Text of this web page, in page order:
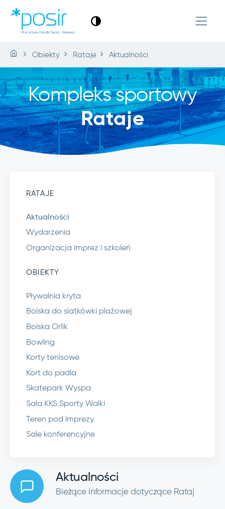
Obiekty Rataje Aktualności
Kompleks sportowy
Rataje
RATAJE
Aktualności
Wydarzenia
Organizacja imprez i szkoleń
OBIEKTY
Pływalnia kryta
Boiska do siatkówki plażowej
Boiska Orlik
Bowling
Korty tenisowe
Kort do padla
Skatepark Wyspa
Sala KKS Sporty Walki
Teren pod imprezy
Sale konferencyjne
Aktualności
Bieżące informacje dotyczące Rataj